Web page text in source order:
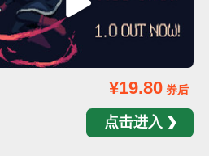
¥19.80券后
点击进入